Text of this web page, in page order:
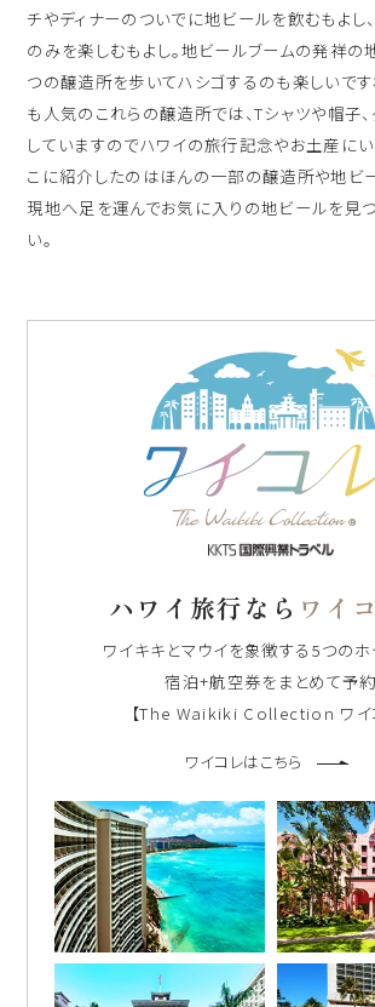
チやディナーのついでに地ビールを飲むもよし
のみを楽しむもよし。地ビールブームの発祥の
つの醸造所を歩いてハシゴするのも楽しいです
も人気のこれらの醸造所では、Tシャツや帽子
していますのでハワイの旅行記念やお土産にい
こに紹介したのはほんの一部の醸造所や地ビー
現地へ足を運んでお気に入りの地ビールを見
い。
ハワイ旅行なら ワイ
ワイキキとマウイを象徴する5つの
宿泊+航空券をまとめて予約
【The Waikiki Collection ワイ
ワイコレはこちら